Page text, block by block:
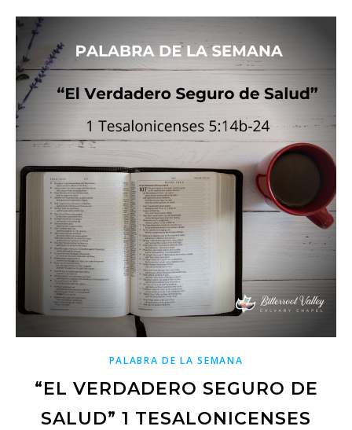
PALABRA DE LA SEMANA
“EL VERDADERO SEGURO DE
SALUD” 1 TESALONICENSES